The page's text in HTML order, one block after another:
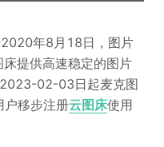
年8月18日，图片
提供高速稳定的图片
2023-02-03日起麦克图
户移步注册云图床使用